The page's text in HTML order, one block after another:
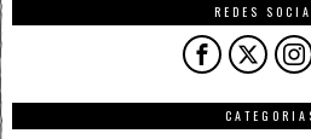
REDES